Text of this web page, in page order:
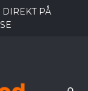
DIREKT PÅ